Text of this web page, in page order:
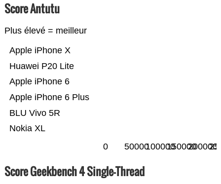
Score Antutu
Plus élevé = meilleur
Nokia XL
BLU Vivo 5R
Apple iPhone 6 Plus
Apple iPhone 6
Huawei P20 Lite
Apple iPhone X
0 50000100000150000200000
Score Geekbench 4 Single-Thread